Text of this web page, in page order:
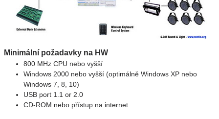
Minimální požadavky na HW
800 MHz CPU nebo vyšší
Windows 2000 nebo vyšší (optimálně Windows XP nebo
Windows 7, 8, 10)
USB port 1.1 or 2.0
CD-ROM nebo přístup na internet